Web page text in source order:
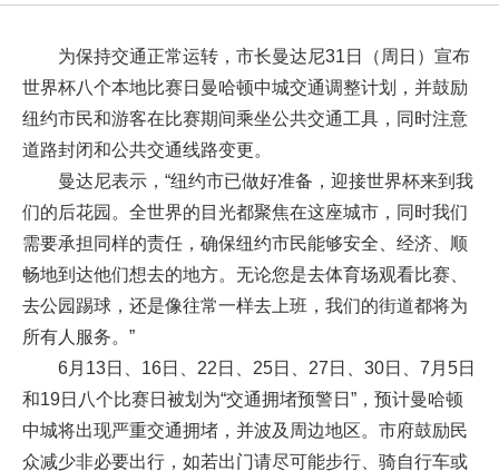
为保持交通正常运转，市长曼达尼31日（周日）宣布
世界杯八个本地比赛日曼哈顿中城交通调整计划，并鼓励
纽约市民和游客在比赛期间乘坐公共交通工具，同时注意
道路封闭和公共交通线路变更。
曼达尼表示，“纽约市已做好准备，迎接世界杯来到我
们的后花园。全世界的目光都聚焦在这座城市，同时我们
需要承担同样的责任，确保纽约市民能够安全、经济、顺
畅地到达他们想去的地方。无论您是去体育场观看比赛、
去公园踢球，还是像往常一样去上班，我们的街道都将为
所有人服务。”
6月13日、16日、22日、25日、27日、30日、7月5日
和19日八个比赛日被划为“交通拥堵预警日”，预计曼哈顿
中城将出现严重交通拥堵，并波及周边地区。市府鼓励民
众减少非必要出行，如若出门请尽可能步行、骑自行车或